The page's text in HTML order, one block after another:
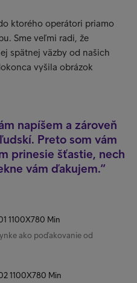
ktorého operátori priamo
Sme veľmi radi, že
spätnej väzby od našich
vyšila obrázok
napíšem a zároveň
Preto som vám
prinesie šťastie, nech
vám ďakujem.
ako poďakovanie od